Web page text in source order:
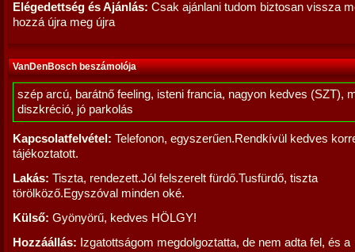
Elégedettség és Ajánlás: Csak ajánlani tudom biztosan vissza
hozzá újra meg újra
VanDenBosch beszámolója
szép arcú, barátnő feeling, isteni francia, nagyon kedves (SZT),
diszkréció, jó parkolás
Kapcsolatfelvétel: Telefonon, egyszerűen.Rendkívül kedves
tájékoztatott.
Lakás: Tiszta, rendezett.Jól felszerelt fürdő.Tusfürdő, tiszta
törölköző.Egyszóval minden oké.
Külső: Gyönyörű, kedves HÖLGY!
Hozzáállás: Izgatottságom megdolgoztatta, de nem adta fel, és a